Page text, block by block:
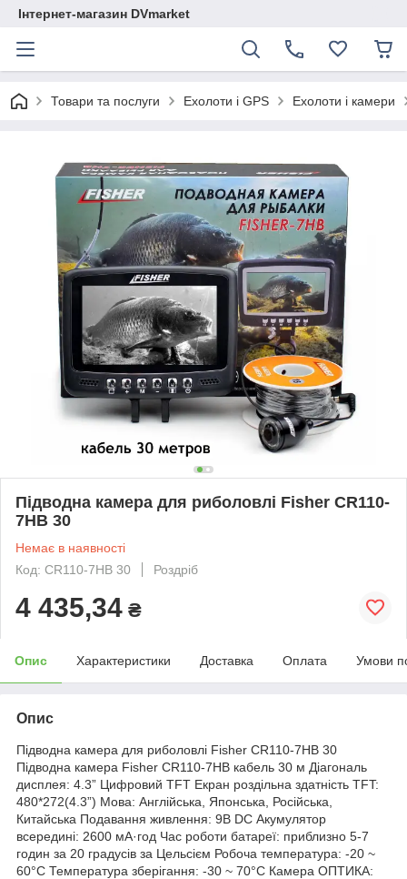
Інтернет-магазин DVmarket
Товари та послуги Ехолоти і GPS Ехолоти і камери
Підводна камера для риболовлі Fisher CR110-
7HB 30
Немає в наявності
Код: CR110-7HB 30
Роздріб
4 435,34 ₴
Опис Характеристики Доставка Оплата Умови
Опис
Підводна камера для риболовлі Fisher CR110-7HB 30
Підводна камера Fisher CR110-7HB кабель 30 м Діагональ
дисплея: 4.3” Цифровий TFT Екран роздільна здатність TFT:
480*272(4.3”) Мова: Англійська, Японська, Російська,
Китайська Подавання живлення: 9В DC Акумулятор
всередині: 2600 мА·год Час роботи батареї: приблизно 5-7
годин за 20 градусів за Цельсієм Робоча температура: -20 ~
60°C Температура зберігання: -30 ~ 70°C Камера ОПТИКА: